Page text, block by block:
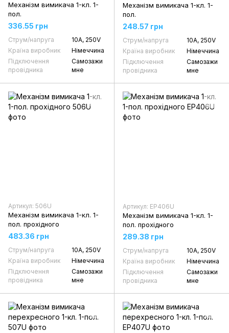
Механізм вимикача 1-кл. 1-
пол.
336.55 грн
Струм/напруга
10А, 250V
Країна виробник
Німеччина
Підключення
провідника
Самозажи
мне
Механізм вимикача 1-кл. 1-
пол.
248.57 грн
Струм/напруга
10А, 250V
Країна виробник
Німеччина
Підключення
провідника
Самозажи
мне
Артикул: 506U
Механізм вимикача 1-кл. 1-
пол. прохідного
483.36 грн
Струм/напруга
10А, 250V
Країна виробник
Німеччина
Підключення
провідника
Самозажи
мне
Артикул: EP406U
Механізм вимикача 1-кл. 1-
пол. прохідного
289.38 грн
Струм/напруга
10А, 250V
Країна виробник
Німеччина
Підключення
провідника
Самозажи
мне